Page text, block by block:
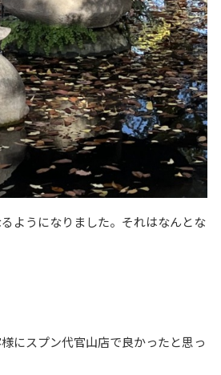
ようになりました。それはなんとな
にスプン代官山店で良かったと思っ